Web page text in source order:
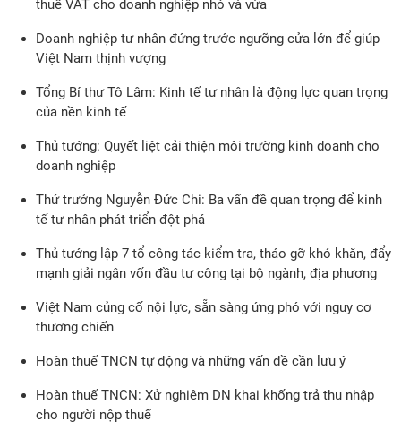
thuế VAT cho doanh nghiệp nhỏ và vừa
Doanh nghiệp tư nhân đứng trước ngưỡng cửa lớn để giúp
Việt Nam thịnh vượng
Tổng Bí thư Tô Lâm: Kinh tế tư nhân là động lực quan trọng
của nền kinh tế
Thủ tướng: Quyết liệt cải thiện môi trường kinh doanh cho
doanh nghiệp
Thứ trưởng Nguyễn Đức Chi: Ba vấn đề quan trọng để kinh
tế tư nhân phát triển đột phá
Thủ tướng lập 7 tổ công tác kiểm tra, tháo gỡ khó khăn, đẩy
mạnh giải ngân vốn đầu tư công tại bộ ngành, địa phương
Việt Nam củng cố nội lực, sẵn sàng ứng phó với nguy cơ
thương chiến
Hoàn thuế TNCN tự động và những vấn đề cần lưu ý
Hoàn thuế TNCN: Xử nghiêm DN khai khống trả thu nhập
cho người nộp thuế